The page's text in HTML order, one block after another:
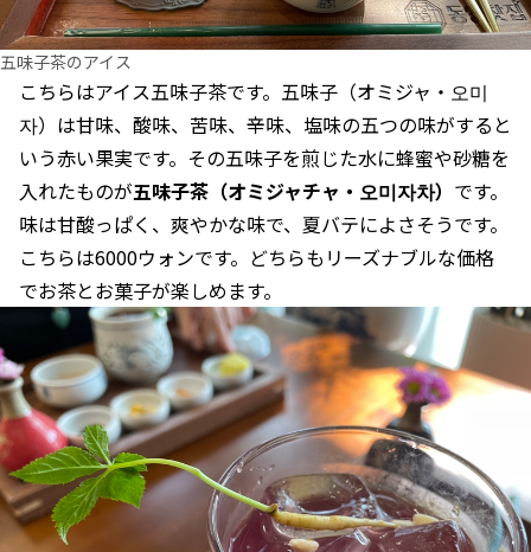
五味子茶のアイス
こちらはアイス五味子茶です。五味子（オミジャ・오미
자）は甘味、酸味、苦味、辛味、塩味の五つの味がすると
いう赤い果実です。その五味子を煎じた水に蜂蜜や砂糖を
入れたものが五味子茶（オミジャチャ・오미자차） です。
味は甘酸っぱく、爽やかな味で、夏バテによさそうです。
こちらは6000ウォンです。どちらもリーズナブルな価格
でお茶とお菓子が楽しめます。